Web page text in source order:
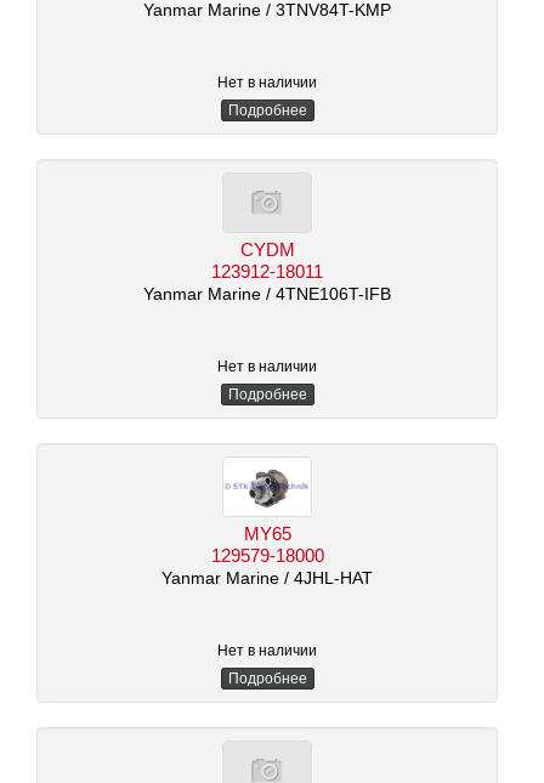
Yanmar Marine/ 3TNV84T-KMP
Нет в наличии
Подробнее
CYDM
123912-18011
Yanmar Marine/ 4TNE106T-IFB
Нет в наличии
Подробнее
MY65
129579-18000
Yanmar Marine/ 4JHL-HAT
Нет в наличии
Подробнее